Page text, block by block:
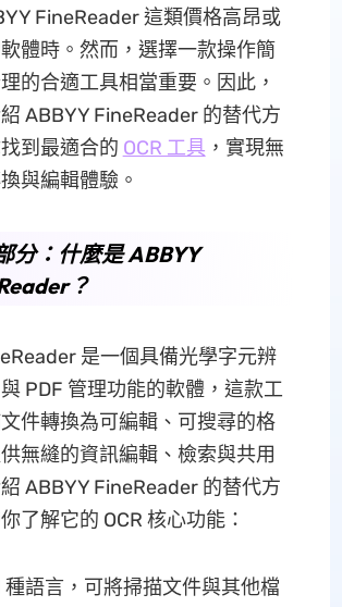
FineReader 這類價格高昂或
體時。然而，選擇一款操作簡
的合適工具相當重要。因此，
ABBYY FineReader 的替代方
到最適合的 OCR 工具 ，實現無
與編輯體驗。
分：什麼是 ABBYY
？
是一個具備光學字元辨
PDF 管理功能的軟體，這款工
件轉換為可編輯、可搜尋的格
無縫的資訊編輯、檢索與共用
ABBYY FineReader 的替代方
了解它的 OCR 核心功能：
種語言，可將掃描文件與其他檔